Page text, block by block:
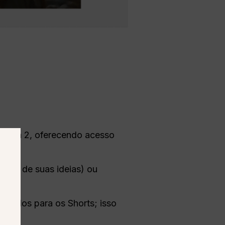
2, oferecendo acesso
de suas ideias) ou
para os Shorts; isso